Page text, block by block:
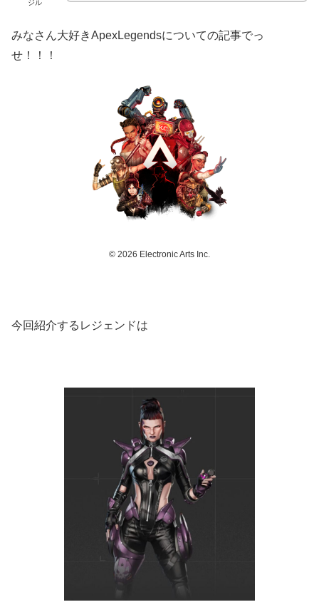
ジル
みなさん大好きApexLegendsについての記事でっ
せ！！！
© 2026 Electronic Arts Inc.
今回紹介するレジェンドは